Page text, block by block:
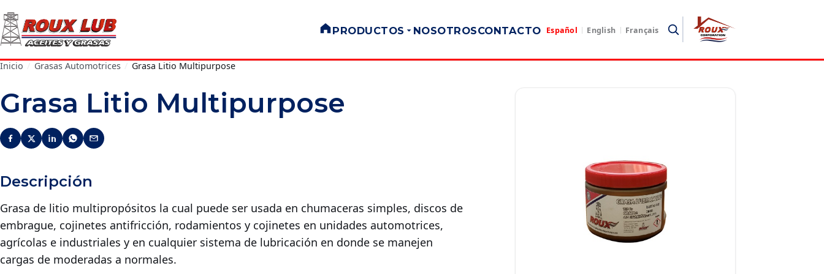
PRODUCTOS NOSOTROSCONTACTO Español English Français
Inicio Grasas Automotrices Grasa Litio Multipurpose
Grasa Litio Multipurpose
Descripción
Grasa de litio multipropósitos la cual puede ser usada en chumaceras simples, discos de
embrague, cojinetes antifricción, rodamientos y cojinetes en unidades automotrices,
agrícolas e industriales y en cualquier sistema de lubricación en donde se manejen
cargas de moderadas a normales.